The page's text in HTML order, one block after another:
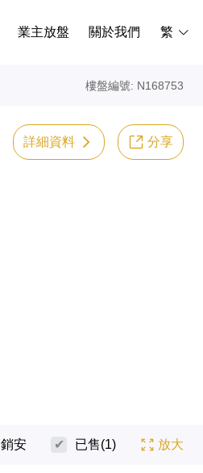
業主放盤 關於我們 繁
樓盤編號: N168753
詳細資料 分享
銷安 已售(1) 放大